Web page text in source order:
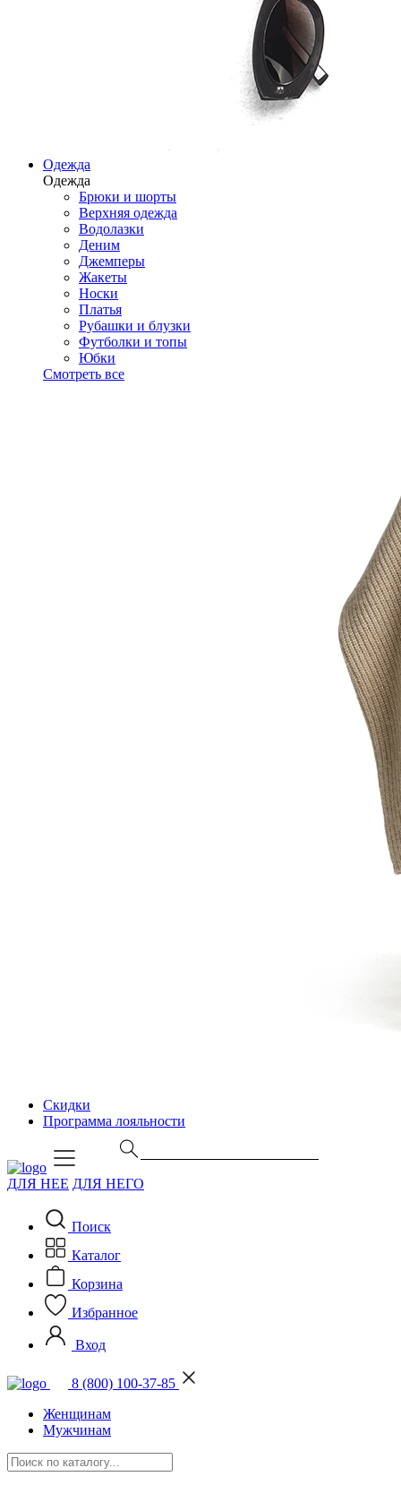
Одежда
Одежда
Брюки и шорты
Верхняя одежда
Водолазки
Деним
Джемперы
Жакеты
Носки
Платья
Рубашки и блузки
Футболки и топы
Юбки
Смотреть все
Скидки
Программа лояльности
ДЛЯ НЕЕ ДЛЯ НЕГО
Поиск
Каталог
Корзина
Избранное
Вход
8 (800) 100-37-85
Женщинам
Мужчинам